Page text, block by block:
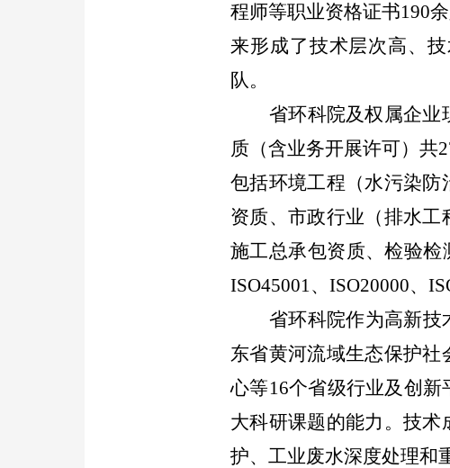
程师等职业资格证书190
来形成了技术层次高、
队。
省环科院及权属企业
质（含业务开展许可）共
包括环境工程（水污染
资质、市政行业（排水
施工总承包资质、检验
ISO45001、 ISO20000、
省环科院作为高新技
东省黄河流域生态保护
心等16个省级行业及 创新
大科研课题的能力。技
护、工业废水深度处理和